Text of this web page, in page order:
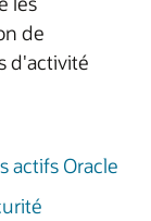
de
d'activité
actifs Oracle